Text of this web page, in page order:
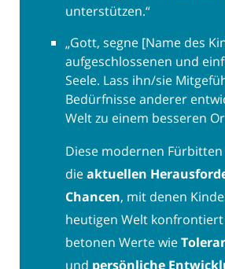
unterstützen.“
„Gott, segne [Name des
aufgeschlossenen und
Seele. Lass ihn/sie
Bedürfnisse anderer
Welt zu einem besseren
Diese modernen Fürbitten
dieaktuellen
Chancen, mit denen
heutigen Welt konfrontiert
betonen Werte wie
und persönliche